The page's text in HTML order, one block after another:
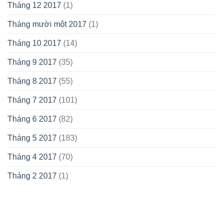
Tháng 12 2017 (1)
Tháng mười một 2017 (1)
Tháng 10 2017 (14)
Tháng 9 2017 (35)
Tháng 8 2017 (55)
Tháng 7 2017 (101)
Tháng 6 2017 (82)
Tháng 5 2017 (183)
Tháng 4 2017 (70)
Tháng 2 2017 (1)